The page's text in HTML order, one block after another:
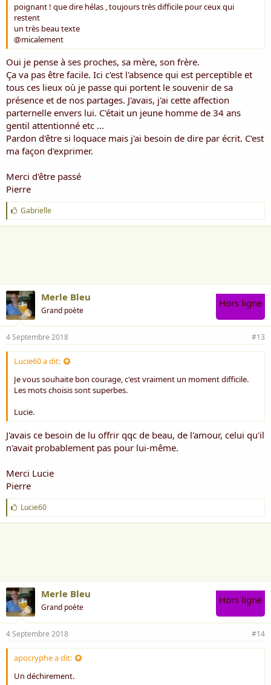
poignant ! que dire hélas , toujours très difficile pour ceux qui
restent
un très beau texte
@micalement
Oui je pense à ses proches, sa mère, son frère.
Ça va pas être facile. Ici c'est l'absence qui est perceptible et
tous ces lieux où je passe qui portent le souvenir de sa
présence et de nos partages. J'avais, j'ai cette affection
parternelle envers lui. C'était un jeune homme de 34 ans
gentil attentionné etc ...
Pardon d'être si loquace mais j'ai besoin de dire par écrit. C'est
ma façon d'exprimer.
Merci d'être passé
Pierre
J
'
a
Gabrielle
Merle Bleu
Grand poète
Hors ligne
4 Septembre 2018 #13
Lucie60 a dit:
Je vous souhaite bon courage, c'est vraiment un moment difficile.
Les mots choisis sont superbes.
Lucie.
J'avais ce besoin de lu offrir qqc de beau, de l'amour, celui qu'il
n'avait probablement pas pour lui-même.
Merci Lucie
Pierre
J
'
a
Lucie60
Merle Bleu
Grand poète
Hors ligne
4 Septembre 2018 #14
apocryphe a dit:
Un déchirement.